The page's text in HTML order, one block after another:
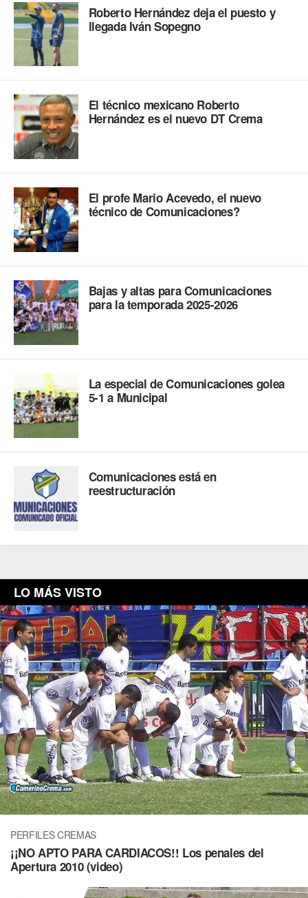
Roberto Hernández deja el puesto y
llegada Iván Sopegno
El técnico mexicano Roberto
Hernández es el nuevo DT Crema
El profe Mario Acevedo, el nuevo
técnico de Comunicaciones?
Bajas y altas para Comunicaciones
para la temporada 2025-2026
La especial de Comunicaciones golea
5-1 a Municipal
Comunicaciones está en
reestructuración
LO MÁS VISTO
PERFILES CREMAS
¡¡NO APTO PARA CARDIACOS!! Los penales del
Apertura 2010 (video)